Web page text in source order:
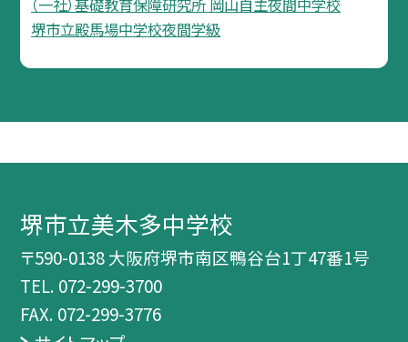
（一社）基礎教育保障研究所 岡山自主夜間中学校
堺市立殿馬場中学校夜間学級
堺市立美木多中学校
〒590-0138 大阪府堺市南区鴨谷台1丁47番1号
TEL. 072-299-3700
FAX. 072-299-3776